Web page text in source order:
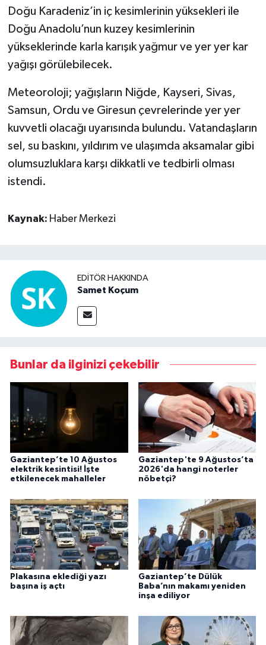
Doğu Karadeniz’in iç kesimlerinin yüksekleri ile
Doğu Anadolu’nun kuzey kesimlerinin
yükseklerinde karla karışık yağmur ve yer yer kar
yağışı görülebilecek.
Meteoroloji; yağışların Niğde, Kayseri, Sivas,
Samsun, Ordu ve Giresun çevrelerinde yer yer
kuvvetli olacağı uyarısında bulundu. Vatandaşların
sel, su baskını, yıldırım ve ulaşımda aksamalar gibi
olumsuzluklara karşı dikkatli ve tedbirli olması
istendi.
Kaynak: Haber Merkezi
EDITÖR HAKKINDA
Samet Koçum
Bunlar da ilginizi çekebilir
Gaziantep’te 10 Ağustos
elektrik kesintisi! İşte
etkilenecek mahalleler
Gaziantep'te 9 Ağustos’ta
2026'da hangi noterler
nöbetçi?
Plakasına eklediği yazı
başına iş açtı
Gaziantep’te Dülük
Baba’nın makamı yeniden
inşa ediliyor